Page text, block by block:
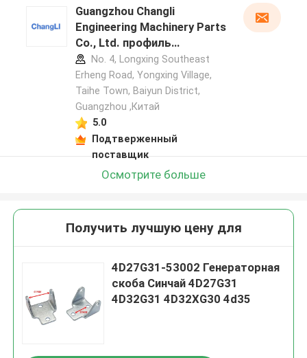
Guangzhou Changli
Engineering Machinery Parts
Co., Ltd. профиль
производителя
No. 4, Longxing Southeast
Erheng Road, Yongxing Village,
Taihe Town, Baiyun District,
Guangzhou ,Китай
5.0
Подтверженный
поставщик
Осмотрите больше
Получить лучшую цену для
4D27G31-53002 Генераторная
скоба Синчай 4D27G31
4D32G31 4D32XG30 4d35